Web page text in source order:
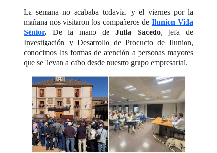
La semana no acababa todavía, y el viernes por la
mañana nos visitaron los compañeros de Ilunion Vida
Sénior. De la mano deJulia Sacedo, jefa de
Investigación y Desarrollo de Producto de Ilunion,
conocimos las formas de atención a personas mayores
que se llevan a cabo desde nuestro grupo empresarial.